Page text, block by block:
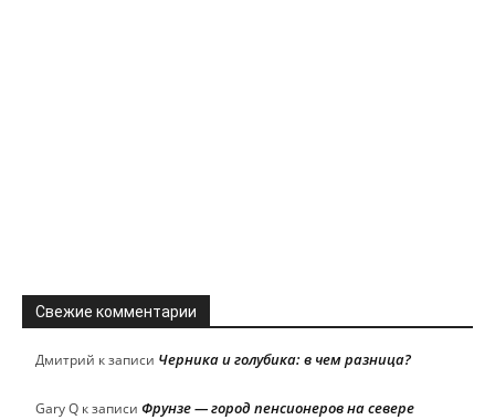
Свежие комментарии
Дмитрий к записи Черника и голубика: в чем разница?
Gary Q к записи Фрунзе — город пенсионеров на севере